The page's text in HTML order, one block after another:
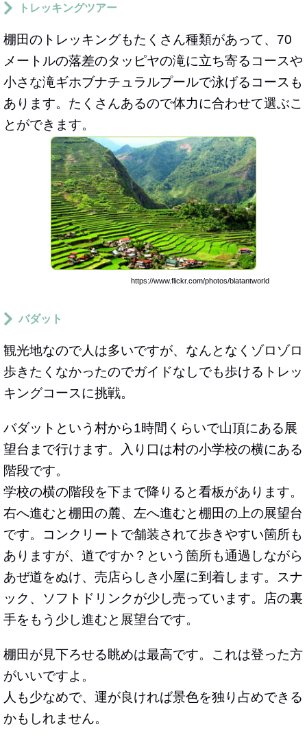
トレッキングツアー
棚田のトレッキングもたくさん種類があって、70
メートルの落差のタッピヤの滝に立ち寄るコースや
小さな滝ギホブナチュラルプールで泳げるコースも
あります。たくさんあるので体力に合わせて選ぶこ
とができます。
https://www.flickr.com/photos/blatantworld
バダット
観光地なので人は多いですが、なんとなくゾロゾロ
歩きたくなかったのでガイドなしでも歩けるトレッ
キングコースに挑戦。
バダットという村から1時間くらいで山頂にある展
望台まで行けます。入り口は村の小学校の横にある
階段です。
学校の横の階段を下まで降りると看板があります。
右へ進むと棚田の麓、左へ進むと棚田の上の展望台
です。コンクリートで舗装されて歩きやすい箇所も
ありますが、道ですか？という箇所も通過しながら
あぜ道をぬけ、売店らしき小屋に到着します。スナ
ック、ソフトドリンクが少し売っています。 店の裏
手をもう少し進むと展望台です。
棚田が見下ろせる眺めは最高です。これは登った方
がいいですよ。
人も少なめで、運が良ければ景色を独り占めできる
かもしれません。